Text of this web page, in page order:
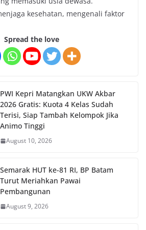
kesehatan, mengenali faktor
Spread the love
PWI Kepri Matangkan UKW Akbar
2026 Gratis: Kuota 4 Kelas Sudah
Terisi, Siap Tambah Kelompok Jika
Animo Tinggi
August 10, 2026
Semarak HUT ke-81 RI, BP Batam
Turut Meriahkan Pawai
Pembangunan
August 9, 2026